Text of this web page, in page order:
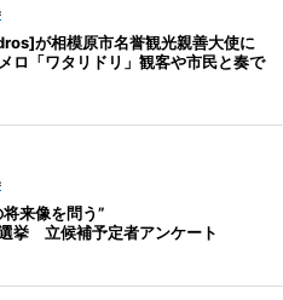
が相模原市名誉観光親善大使に
ロ「ワタリドリ」観客や市民と奏で
来像を問う”
挙 立候補予定者アンケート